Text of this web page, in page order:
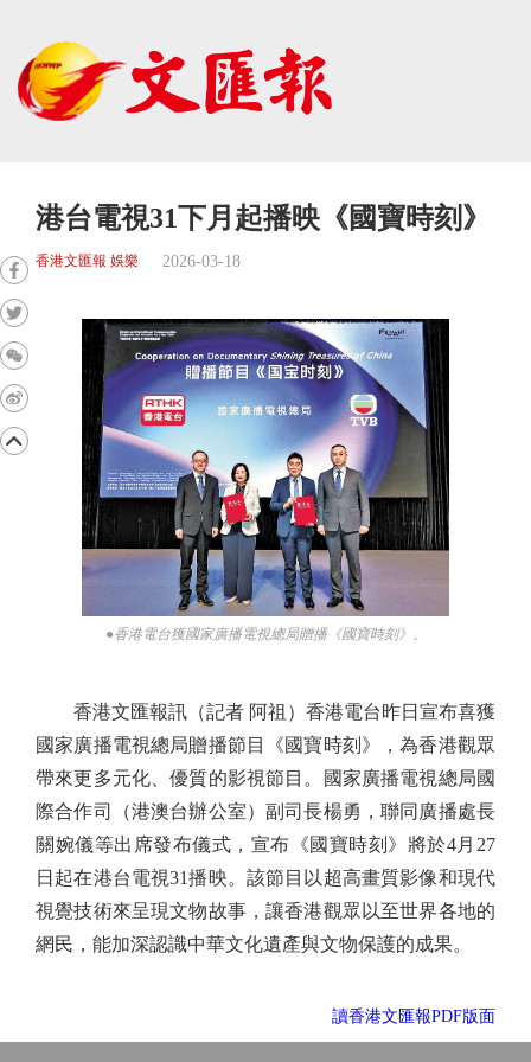
港台電視31下月起播映《國寶時刻》
香港文匯報 娛樂 2026-03-18
●香港電台獲國家廣播電視總局贈播《國寶時刻》。
香港文匯報訊（記者 阿祖）香港電台昨日宣布喜獲
國家廣播電視總局贈播節目《國寶時刻》，為香港觀眾
帶來更多元化、優質的影視節目。國家廣播電視總局國
際合作司（港澳台辦公室）副司長楊勇，聯同廣播處長
關婉儀等出席發布儀式，宣布《國寶時刻》將於4月27
日起在港台電視31播映。該節目以超高畫質影像和現代
視覺技術來呈現文物故事，讓香港觀眾以至世界各地的
網民，能加深認識中華文化遺產與文物保護的成果。
讀香港文匯報PDF版面